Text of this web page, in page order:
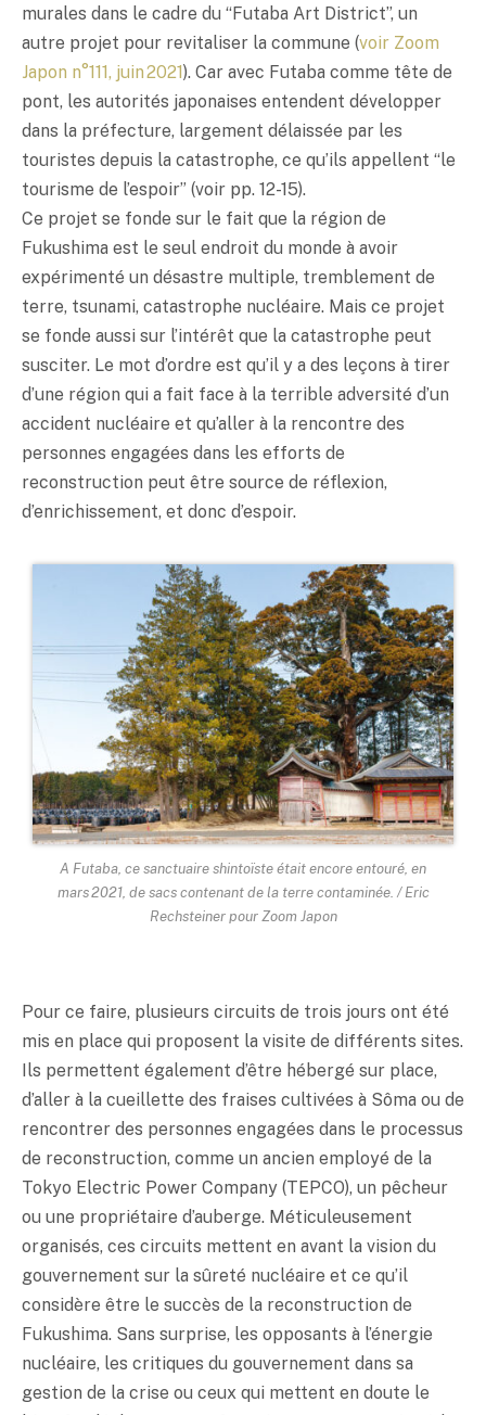
murales dans le cadre du “Futaba Art District”, un
autre projet pour revitaliser la commune (voir Zoom
Japon n°111, juin 2021). Car avec Futaba comme tête de
pont, les autorités japonaises entendent développer
dans la préfecture, largement délaissée par les
touristes depuis la catastrophe, ce qu’ils appellent “le
tourisme de l’espoir” (voir pp. 12-15).
Ce projet se fonde sur le fait que la région de
Fukushima est le seul endroit du monde à avoir
expérimenté un désastre multiple, tremblement de
terre, tsunami, catastrophe nucléaire. Mais ce projet
se fonde aussi sur l’intérêt que la catastrophe peut
susciter. Le mot d’ordre est qu’il y a des leçons à tirer
d’une région qui a fait face à la terrible adversité d’un
accident nucléaire et qu’aller à la rencontre des
personnes engagées dans les efforts de
reconstruction peut être source de réflexion,
d’enrichissement, et donc d’espoir.
A Futaba, ce sanctuaire shintoïste était encore entouré, en
mars 2021, de sacs contenant de la terre contaminée. / Eric
Rechsteiner pour Zoom Japon
Pour ce faire, plusieurs circuits de trois jours ont été
mis en place qui proposent la visite de différents sites.
Ils permettent également d’être hébergé sur place,
d’aller à la cueillette des fraises cultivées à Sôma ou de
rencontrer des personnes engagées dans le processus
de reconstruction, comme un ancien employé de la
Tokyo Electric Power Company (TEPCO), un pêcheur
ou une propriétaire d’auberge. Méticuleusement
organisés, ces circuits mettent en avant la vision du
gouvernement sur la sûreté nucléaire et ce qu’il
considère être le succès de la reconstruction de
Fukushima. Sans surprise, les opposants à l’énergie
nucléaire, les critiques du gouvernement dans sa
gestion de la crise ou ceux qui mettent en doute le